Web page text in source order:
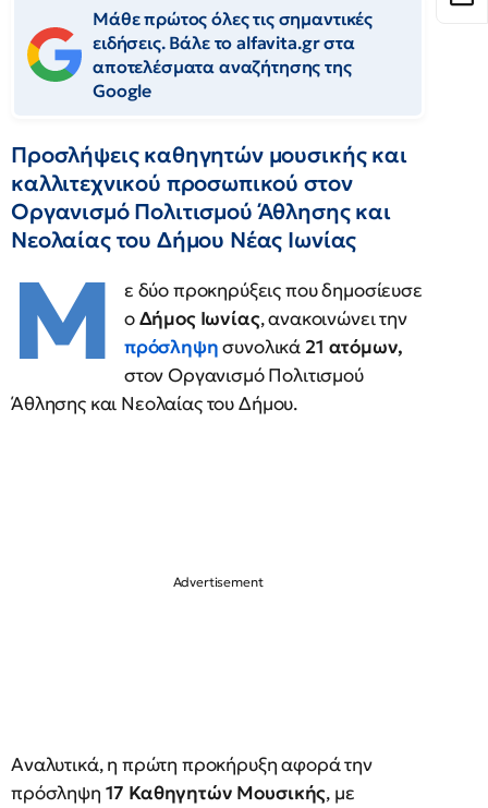
Μάθε πρώτος όλες τις σημαντικές
ειδήσεις. Βάλε το alfavita.gr στα
αποτελέσματα αναζήτησης της
Google
Προσλήψεις καθηγητών μουσικής και
καλλιτεχνικού προσωπικού στον
Οργανισμό Πολιτισμού Άθλησης και
Νεολαίας του Δήμου Νέας Ιωνίας
Μ
ε δύο προκηρύξεις που δημοσίευσε
οΔήμος Ιωνίας, ανακοινώνει την
πρόσληψησυνολικά 21 ατόμων,
στον Οργανισμό Πολιτισμού
Άθλησης και Νεολαίας του Δήμου.
Αναλυτικά, η πρώτη προκήρυξη αφορά την
πρόσληψη 17 Καθηγητών Μουσικής, με